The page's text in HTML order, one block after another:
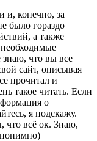
и, конечно, за
было гораздо
а также
необходимые
что вы все
сайт, описывая
прочитал и
такое читать. Если
о
я подскажу.
что всё ок. Знаю,